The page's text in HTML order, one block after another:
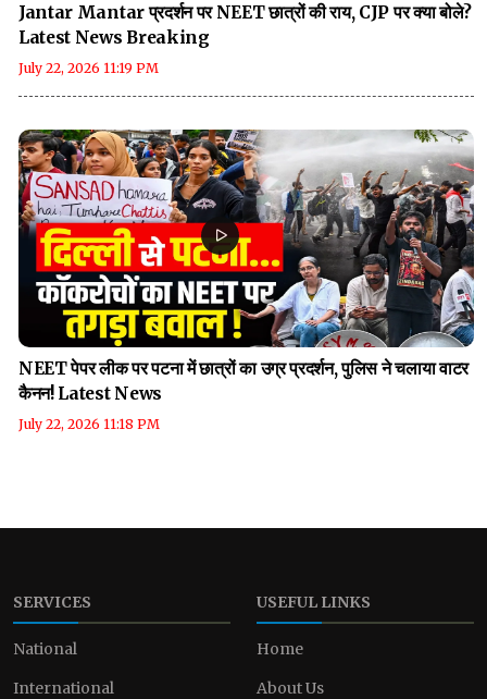
Jantar Mantar प्रदर्शन पर NEET छात्रों की राय, CJP पर क्या बोले?
Latest News Breaking
July 22, 2026 11:19 PM
NEET पेपर लीक पर पटना में छात्रों का उग्र प्रदर्शन, पुलिस ने चलाया वाटर
कैनन! Latest News
July 22, 2026 11:18 PM
SERVICES
National
International
USEFUL LINKS
Home
About Us